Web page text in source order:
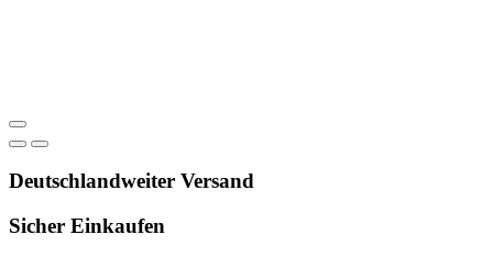
Deutschlandweiter Versand
Sicher Einkaufen